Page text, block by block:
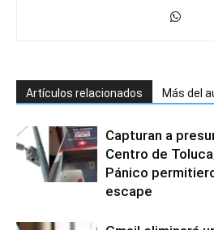
Artículos relacionados Más del
Capturan a
Centro de
Pánico
escape